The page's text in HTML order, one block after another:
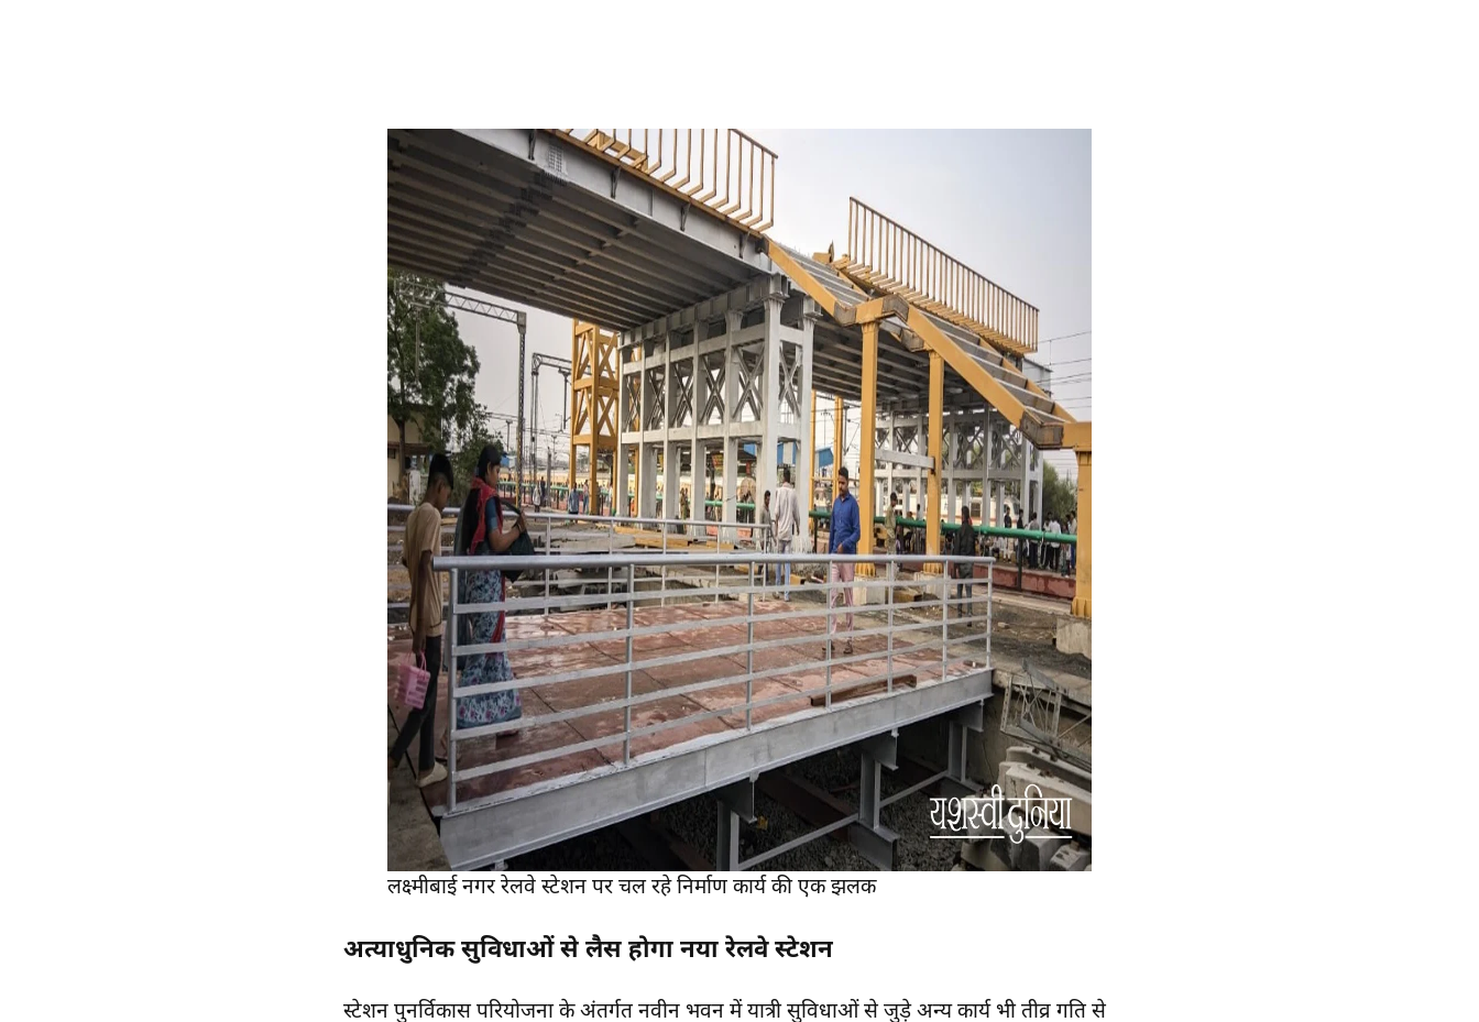
लक्ष्मीबाई नगर रेलवे स्टेशन पर चल रहे निर्माण कार्य की एक झलक
अत्याधुनिक सुविधाओं से लैस होगा नया रेलवे स्टेशन
स्टेशन पुनर्विकास परियोजना के अंतर्गत नवीन भवन में यात्री सुविधाओं से जुड़े अन्य कार्य भी तीव्र गति से